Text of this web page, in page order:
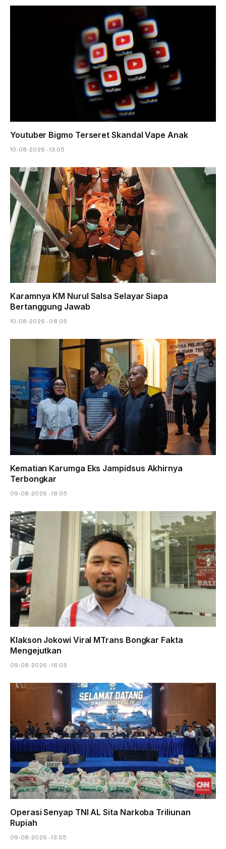
Youtuber Bigmo Terseret Skandal Vape Anak
10-08-2026 - 13.05
Karamnya KM Nurul Salsa Selayar Siapa
Bertanggung Jawab
10-08-2026 - 08.05
Kematian Karumga Eks Jampidsus Akhirnya
Terbongkar
09-08-2026 - 18.05
Klakson Jokowi Viral MTrans Bongkar Fakta
Mengejutkan
09-08-2026 - 16.05
Operasi Senyap TNI AL Sita Narkoba Triliunan
Rupiah
09-08-2026 - 13.05